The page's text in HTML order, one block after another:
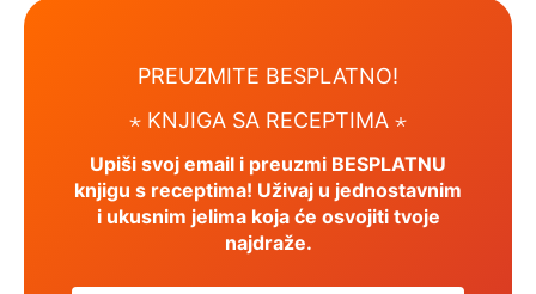
PREUZMITE BESPLATNO!
⋆ KNJIGA SA RECEPTIMA ⋆
Upiši svoj email i preuzmi BESPLATNU
knjigu s receptima! Uživaj u jednostavnim
i ukusnim jelima koja će osvojiti tvoje
najdraže.